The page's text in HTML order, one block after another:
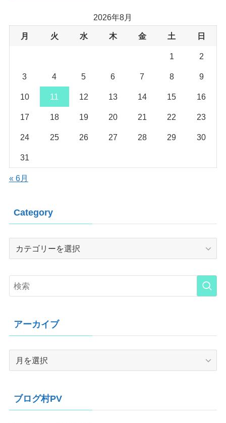
2026年8月
月 火 水 木 金 土 日
1 2
3 4 5 6 7 8 9
10 11 12 13 14 15 16
17 18 19 20 21 22 23
24 25 26 27 28 29 30
31
« 6月
Category
Category
アーカイブ
ブ
ブログ村PV